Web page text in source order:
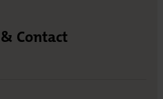
Contact